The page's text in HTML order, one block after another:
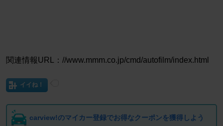
関連情報URL：//www.mmm.co.jp/cmd/autofilm/index.html
イイね！
carview!のマイカー登録でお得なクーポンを獲得しよう